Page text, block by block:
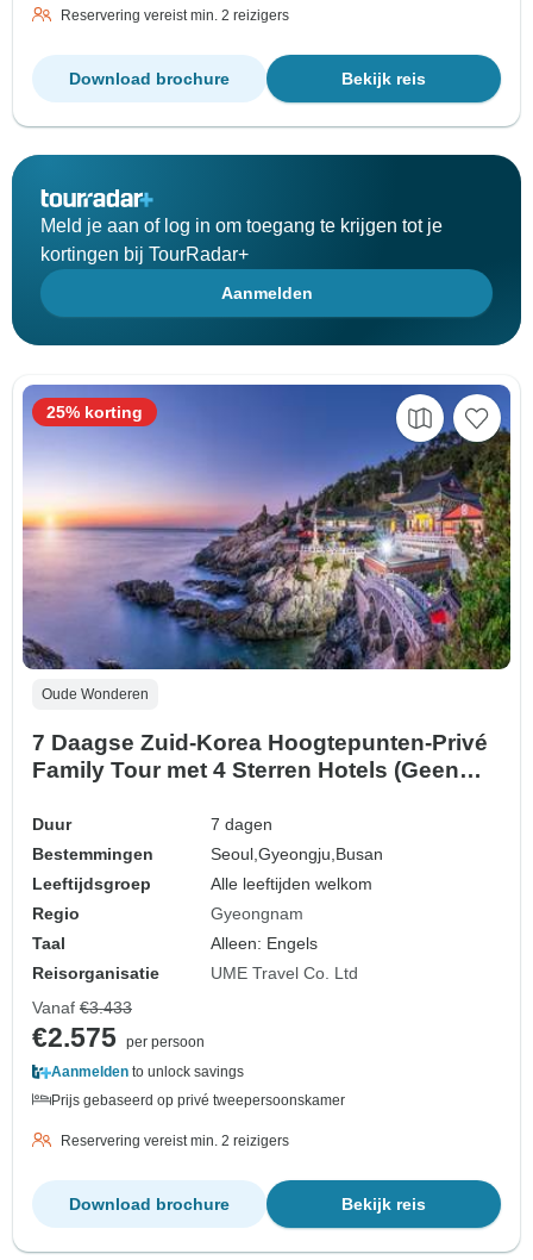
Reservering vereist min. 2 reizigers
Bekijk reis
Download brochure
Meld je aan of log in om toegang te krijgen tot je
kortingen bij TourRadar+
Aanmelden
Oude Wonderen
7 Daagse Zuid-Korea Hoogtepunten-Privé
Family Tour met 4 Sterren Hotels (Geen
Duur
7 dagen
Bestemmingen
Seoul,Gyeongju,Busan
Leeftijdsgroep
Alle leeftijden welkom
Regio
Gyeongnam
Taal
Alleen: Engels
Reisorganisatie
UME Travel Co. Ltd
25% korting
Vanaf €3.433
€2.575 per persoon
Aanmelden to unlock savings
Prijs gebaseerd op privé tweepersoonskamer
Reservering vereist min. 2 reizigers
Bekijk reis
Download brochure